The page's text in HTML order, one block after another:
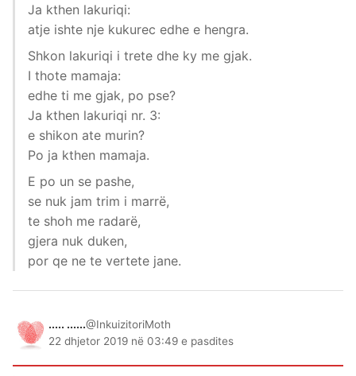
Ja kthen lakuriqi:
atje ishte nje kukurec edhe e hengra.
Shkon lakuriqi i trete dhe ky me gjak.
I thote mamaja:
edhe ti me gjak, po pse?
Ja kthen lakuriqi nr. 3:
e shikon ate murin?
Po ja kthen mamaja.
E po un se pashe,
se nuk jam trim i marrë,
te shoh me radarë,
gjera nuk duken,
por qe ne te vertete jane.
..... ......@InkuizitoriMoth
22 dhjetor 2019 në 03:49 e pasdites